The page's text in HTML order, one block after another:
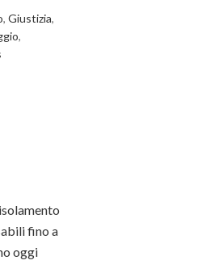
, Giustizia,
,
fino a
oggi